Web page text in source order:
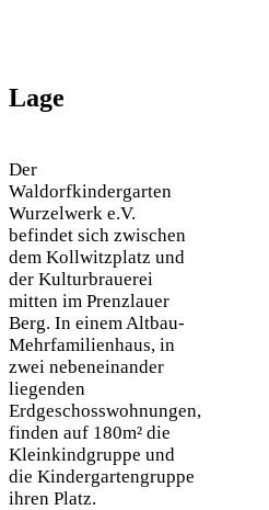
Lage
Der
Waldorfkindergarten
Wurzelwerk e.V.
befindet sich zwischen
dem Kollwitzplatz und
der Kulturbrauerei
mitten im Prenzlauer
Berg. In einem Altbau-
Mehrfamilienhaus, in
zwei nebeneinander
liegenden
Erdgeschosswohnungen,
finden auf 180m² die
Kleinkindgruppe und
die Kindergartengruppe
ihren Platz.